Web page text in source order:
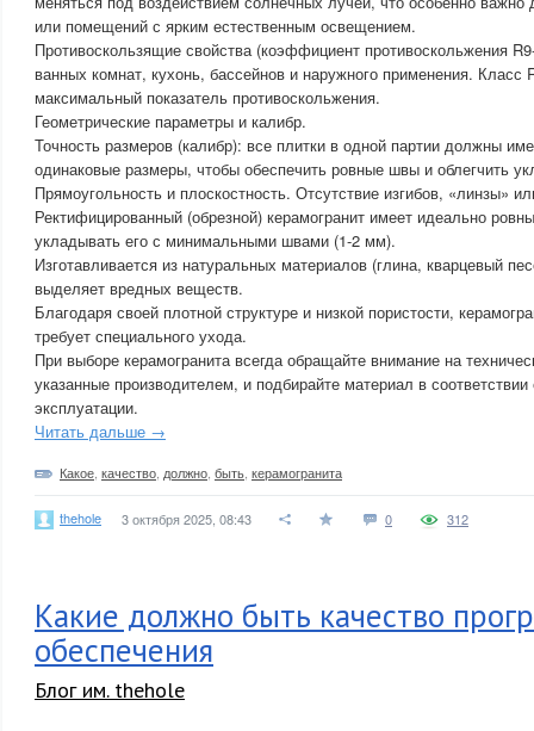
или помещений с ярким естественным освещением.
Противоскользящие свойства (коэффициент противоскольжения
ванных комнат, кухонь, бассейнов и наружного применения.
максимальный показатель противоскольжения.
Геометрические параметры и калибр.
Точность размеров (калибр): все плитки в одной партии должны
одинаковые размеры, чтобы обеспечить ровные швы и облегчить
Прямоугольность и плоскостность. Отсутствие изгибов, «линзы»
Ректифицированный (обрезной) керамогранит имеет идеально
укладывать его с минимальными швами (1-2 мм).
Изготавливается из натуральных материалов (глина, кварцевый
выделяет вредных веществ.
Благодаря своей плотной структуре и низкой пористости,
требует специального ухода.
При выборе керамогранита всегда обращайте внимание на
указанные производителем, и подбирайте материал в
эксплуатации.
Читать дальше →
Какое качество должно быть керамогранита
thehole 3 октября 2025, 08:43 0 312
Какие должно быть качество
обеспечения
Блог им. thehole